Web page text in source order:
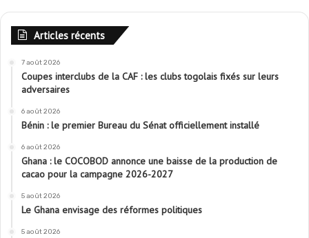
Articles récents
7 août 2026
Coupes interclubs de la CAF : les clubs togolais fixés sur leurs
adversaires
6 août 2026
Bénin : le premier Bureau du Sénat officiellement installé
6 août 2026
Ghana : le COCOBOD annonce une baisse de la production de
cacao pour la campagne 2026-2027
5 août 2026
Le Ghana envisage des réformes politiques
5 août 2026